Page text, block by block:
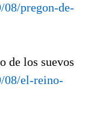
pregon-de-
de los suevos
08/el-reino-